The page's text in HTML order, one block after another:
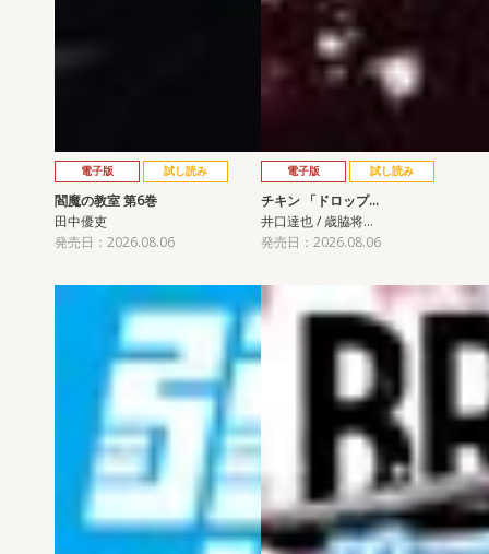
電子版 試し読み
閻魔の教室 第6巻
田中優吏
発売日：2026.08.06
電子版 試し読み
チキン 「ドロップ…
井口達也 / 歳脇将…
発売日：2026.08.06